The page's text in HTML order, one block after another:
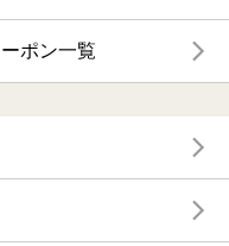
ポン一覧